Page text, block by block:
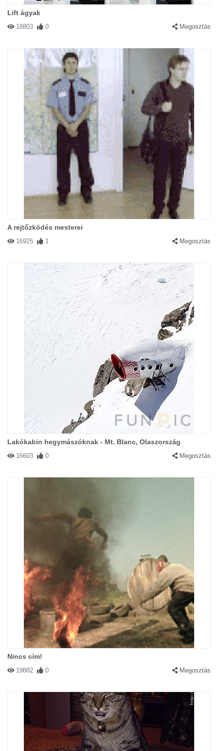
Lift ágyak
18803 0 Megosztás
A rejtőzködés mesterei
16925 1 Megosztás
Lakókabin hegymászóknak - Mt. Blanc, Olaszország
16603 0 Megosztás
Nincs cím!
19882 0 Megosztás